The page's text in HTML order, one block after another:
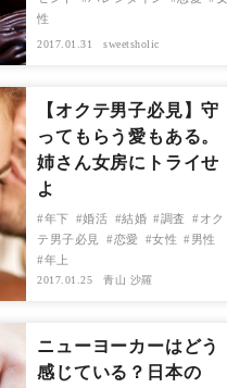
性
2017.01.31 sweetsholic
【オクテ男子必見】守
ってもらう愛もある。
姉さん女房にトライせ
よ
年下 婚活 結婚 調査
オク
テ男子必見
恋愛 女性
男性
年上
2017.01.25 青山 沙羅
ニューヨーカーはどう
感じている？日本の